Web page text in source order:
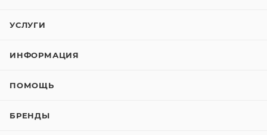
УСЛУГИ
ИНФОРМАЦИЯ
ПОМОЩЬ
БРЕНДЫ